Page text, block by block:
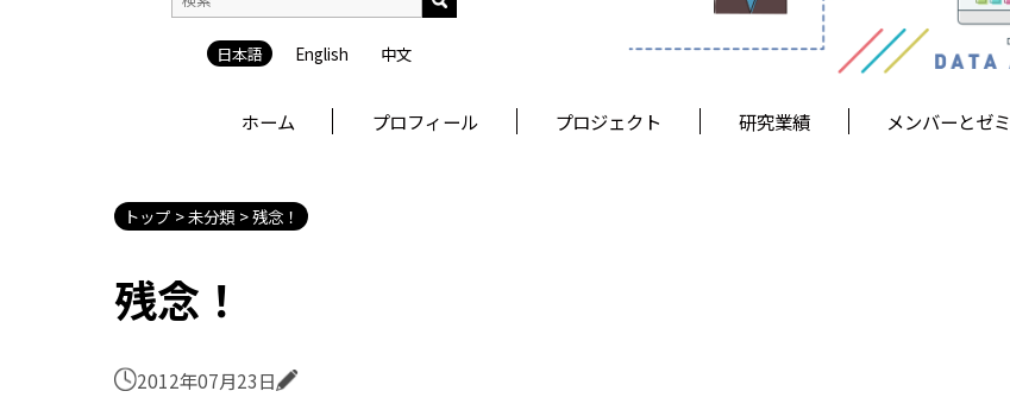
日本語 English 中文
ホーム プロフィール プロジェクト 研究業績 メンバーとゼミ
トップ 未分類 残念！
残念！
2012年07月23日